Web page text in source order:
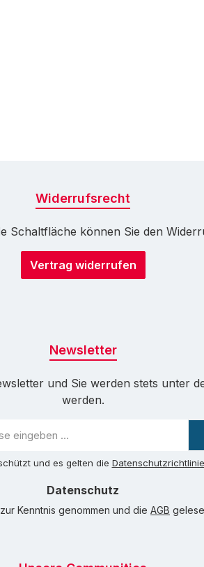
Widerrufsrecht
Schaltfläche können Sie den
Vertrag widerrufen
Newsletter
und Sie werden stets unter
werden.
und es gelten die Datenschutzrichtlinie
Datenschutz
zur Kenntnis genommen und die AGB